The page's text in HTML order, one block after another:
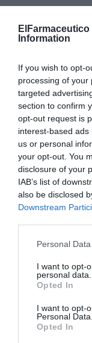
ElFarmaceutico
Information
If you wish to opt-
processing of your
targeted
section to confirm
opt-out request is
interest-based
us or personal
your opt-out. You
disclosure of your
IAB’s list of
also be disclosed
Downstream
Personal
I want to opt-
personal data.
Opted In
I want to opt-
Personal Data.
Opted In